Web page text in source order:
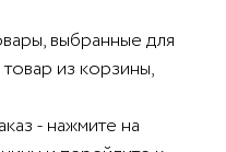
выбранные для
из корзины,
- нажмите на